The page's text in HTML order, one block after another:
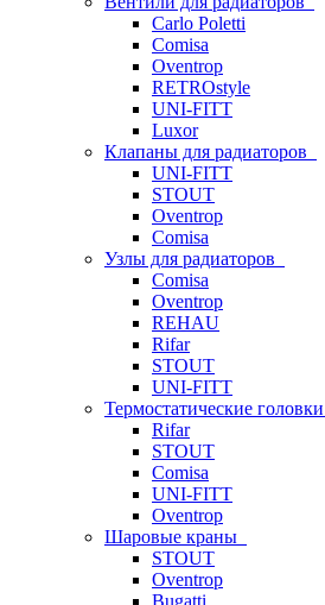
Carlo Poletti
Comisa
Oventrop
RETROstyle
UNI-FITT
Luxor
Клапаны для радиаторов
UNI-FITT
STOUT
Oventrop
Comisa
Узлы для радиаторов
Comisa
Oventrop
REHAU
Rifar
STOUT
UNI-FITT
Термостатические головки
Rifar
STOUT
Comisa
UNI-FITT
Oventrop
Шаровые краны
STOUT
Oventrop
Bugatti